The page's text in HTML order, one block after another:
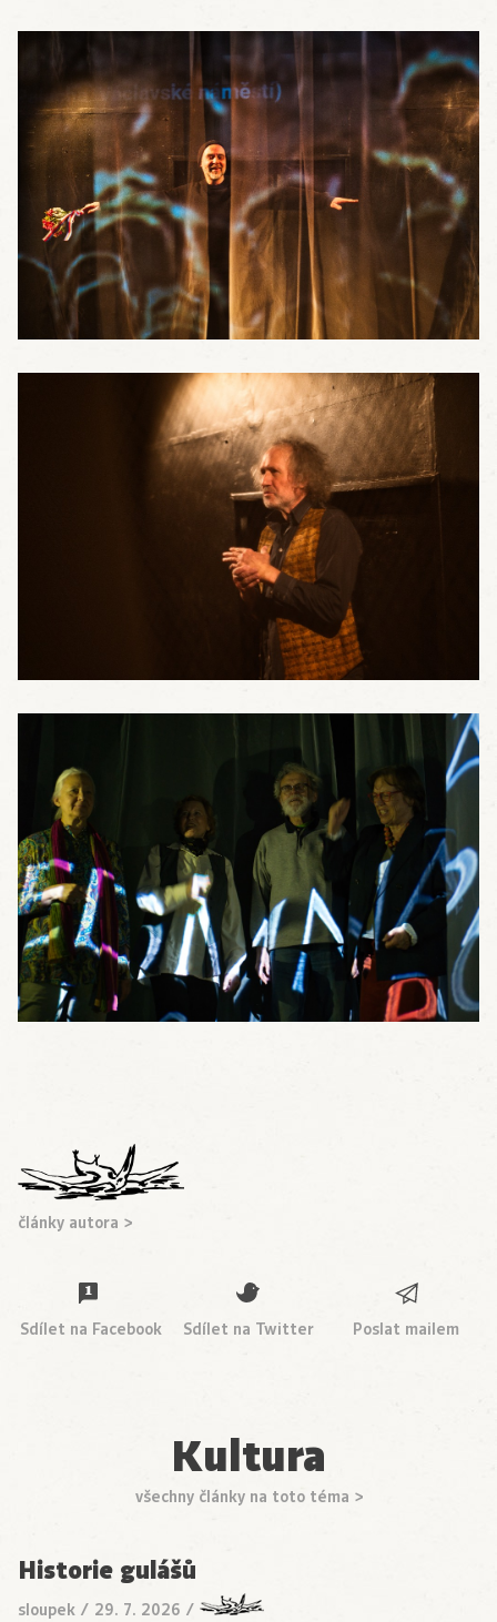
články autora >
Sdílet na Facebook Sdílet na Twitter Poslat mailem
Kultura
všechny články na toto téma >
Historie gulášů
sloupek / 29. 7. 2026 /